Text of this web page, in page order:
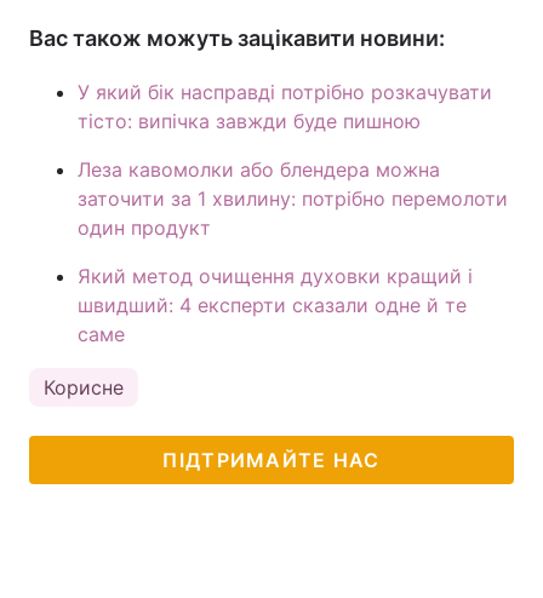
Вас також можуть зацікавити новини:
У який бік насправді потрібно розкачувати
тісто: випічка завжди буде пишною
Леза кавомолки або блендера можна
заточити за 1 хвилину: потрібно перемолоти
один продукт
Який метод очищення духовки кращий і
швидший: 4 експерти сказали одне й те
саме
Корисне
ПІДТРИМАЙТЕ НАС